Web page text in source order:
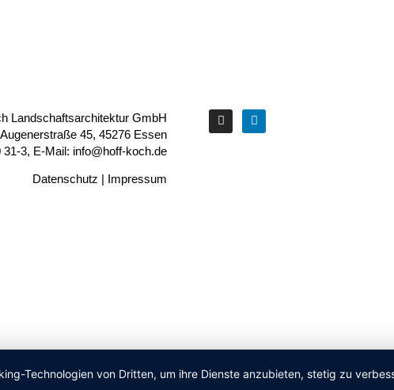
Landschaftsarchitektur GmbH
Augenerstraße 45, 45276 Essen
31-3, E-Mail: info@hoff-koch.de
Datenschutz | Impressum
Technologien von Dritten, um ihre Dienste anzubieten, stetig zu